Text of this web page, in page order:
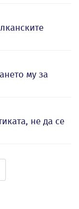
му за
не да се